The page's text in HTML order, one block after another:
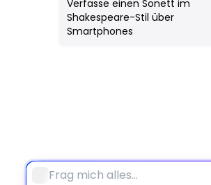
Verfasse einen Sonett im
Shakespeare-Stil über
Smartphones